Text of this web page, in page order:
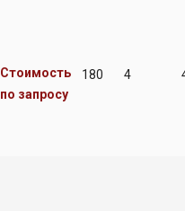
Стоимость
по запросу
180 4